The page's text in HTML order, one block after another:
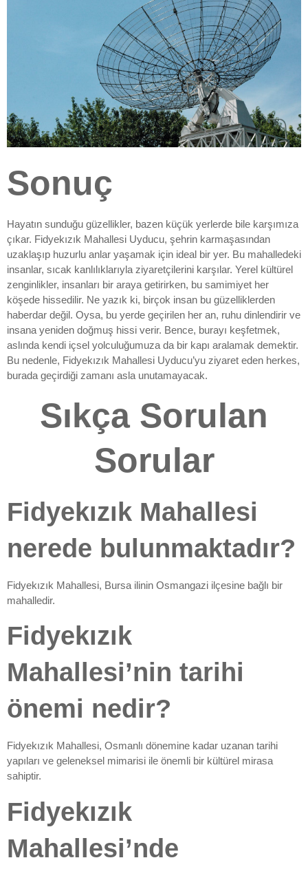
Sonuç
Hayatın sunduğu güzellikler, bazen küçük yerlerde bile karşımıza
çıkar. Fidyekızık Mahallesi Uyducu, şehrin karmaşasından
uzaklaşıp huzurlu anlar yaşamak için ideal bir yer. Bu mahalledeki
insanlar, sıcak kanlılıklarıyla ziyaretçilerini karşılar. Yerel kültürel
zenginlikler, insanları bir araya getirirken, bu samimiyet her
köşede hissedilir. Ne yazık ki, birçok insan bu güzelliklerden
haberdar değil. Oysa, bu yerde geçirilen her an, ruhu dinlendirir ve
insana yeniden doğmuş hissi verir. Bence, burayı keşfetmek,
aslında kendi içsel yolculuğumuza da bir kapı aralamak demektir.
Bu nedenle, Fidyekızık Mahallesi Uyducu’yu ziyaret eden herkes,
burada geçirdiği zamanı asla unutamayacak.
Sıkça Sorulan
Sorular
Fidyekızık Mahallesi
nerede bulunmaktadır?
Fidyekızık Mahallesi, Bursa ilinin Osmangazi ilçesine bağlı bir
mahalledir.
Fidyekızık
Mahallesi’nin tarihi
önemi nedir?
Fidyekızık Mahallesi, Osmanlı dönemine kadar uzanan tarihi
yapıları ve geleneksel mimarisi ile önemli bir kültürel mirasa
sahiptir.
Fidyekızık
Mahallesi’nde